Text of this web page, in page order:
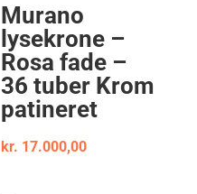
Murano
lysekrone –
Rosa fade –
36 tuber Krom
patineret
kr. 17.000,00